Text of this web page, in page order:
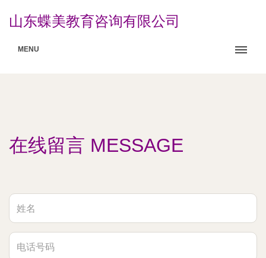
山东蝶美教育咨询有限公司
MENU
在线留言 MESSAGE